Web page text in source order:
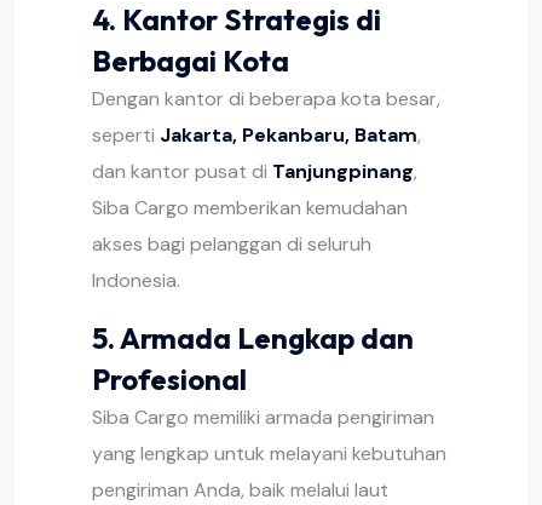
4. Kantor Strategis di
Berbagai Kota
Dengan kantor di beberapa kota besar,
seperti Jakarta, Pekanbaru, Batam,
dan kantor pusat di Tanjungpinang,
Siba Cargo memberikan kemudahan
akses bagi pelanggan di seluruh
Indonesia.
5.Armada Lengkap dan
Profesional
Siba Cargo memiliki armada pengiriman
yang lengkap untuk melayani kebutuhan
pengiriman Anda, baik melalui laut